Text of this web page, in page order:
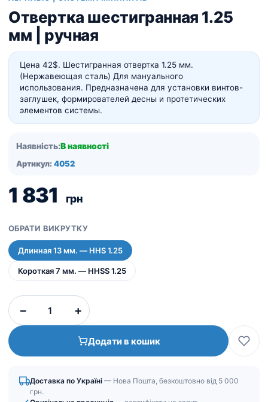
Отвертка шестигранная 1.25
мм | ручная
Цена 42$. Шестигранная отвертка 1.25 мм.
(Нержавеющая сталь) Для мануального
использования. Предназначена для установки винтов-
заглушек, формирователей десны и протетических
элементов системы.
Наявність:В наявності
Артикул: 4052
1 831 грн
ОБРАТИ ВИКРУТКУ
Длинная 13 мм. — HHS 1.25
Короткая 7 мм. — HHSS 1.25
−
шестигранная
|
кількість
+
Додати в кошик
Доставка по Україні — Нова Пошта, безкоштовно від 5 000
грн.